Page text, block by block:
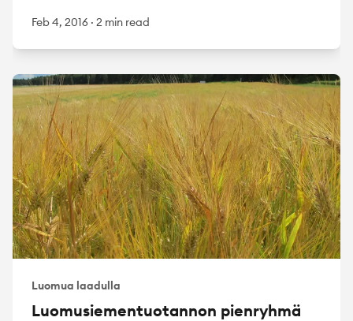
Feb 4, 2016 · 2 min read
Luomua laadulla
Luomusiementuotannon pienryhmä